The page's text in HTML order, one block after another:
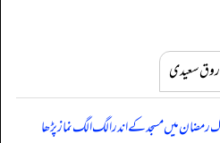
سعیدی
رمضان میں مسجد کے اندر الگ الگ نماز پڑھا